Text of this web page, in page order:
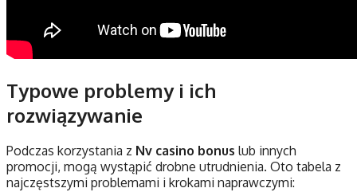
Typowe problemy i ich
rozwiązywanie
Podczas korzystania z Nv casino bonus lub innych
promocji, mogą wystąpić drobne utrudnienia. Oto tabela z
najczęstszymi problemami i krokami naprawczymi: